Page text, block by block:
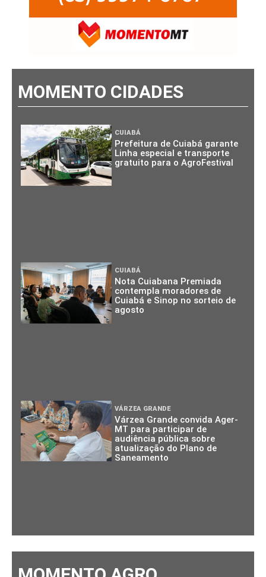
MOMENTO CIDADES
CUIABÁ
Prefeitura de Cuiabá garante
Linha especial e transporte
gratuito para o AgroFestival
CUIABÁ
Nota Cuiabana Premiada
contempla moradores de
Cuiabá e Sinop no sorteio de
agosto
VÁRZEA GRANDE
Várzea Grande convida Ager-
MT para participar de
audiência pública sobre
atualização do Plano de
Saneamento